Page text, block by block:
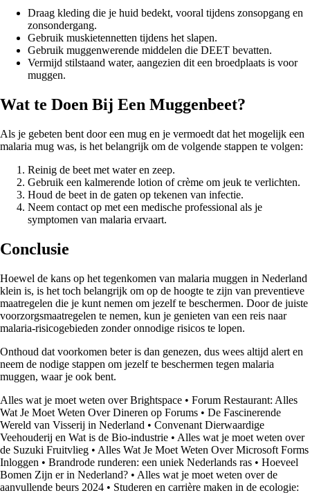
Draag kleding die je huid bedekt, vooral tijdens zonsopgang en
zonsondergang.
Gebruik muskietennetten tijdens het slapen.
Gebruik muggenwerende middelen die DEET bevatten.
Vermijd stilstaand water, aangezien dit een broedplaats is voor
muggen.
Wat te Doen Bij Een Muggenbeet?
Als je gebeten bent door een mug en je vermoedt dat het mogelijk een
malaria mug was, is het belangrijk om de volgende stappen te volgen:
Reinig de beet met water en zeep.
Gebruik een kalmerende lotion of crème om jeuk te verlichten.
Houd de beet in de gaten op tekenen van infectie.
Neem contact op met een medische professional als je
symptomen van malaria ervaart.
Conclusie
Hoewel de kans op het tegenkomen van malaria muggen in Nederland
klein is, is het toch belangrijk om op de hoogte te zijn van preventieve
maatregelen die je kunt nemen om jezelf te beschermen. Door de juiste
voorzorgsmaatregelen te nemen, kun je genieten van een reis naar
malaria-risicogebieden zonder onnodige risicos te lopen.
Onthoud dat voorkomen beter is dan genezen, dus wees altijd alert en
neem de nodige stappen om jezelf te beschermen tegen malaria
muggen, waar je ook bent.
Alles wat je moet weten over Brightspace • Forum Restaurant: Alles
Wat Je Moet Weten Over Dineren op Forums • De Fascinerende
Wereld van Visserij in Nederland • Convenant Dierwaardige
Veehouderij en Wat is de Bio-industrie • Alles wat je moet weten over
de Suzuki Fruitvlieg • Alles Wat Je Moet Weten Over Microsoft Forms
Inloggen • Brandrode runderen: een uniek Nederlands ras • Hoeveel
Bomen Zijn er in Nederland? • Alles wat je moet weten over de
aanvullende beurs 2024 • Studeren en carrière maken in de ecologie: